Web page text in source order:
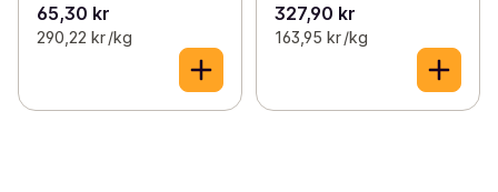
65,30 kr
290,22 kr /kg
327,90 kr
163,95 kr /kg